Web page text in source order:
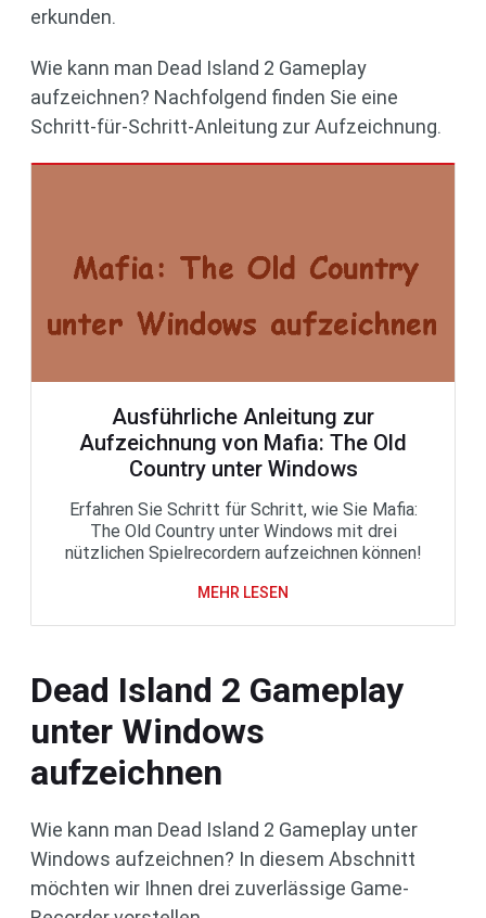
erkunden.
Wie kann man Dead Island 2 Gameplay
aufzeichnen? Nachfolgend finden Sie eine
Schritt-für-Schritt-Anleitung zur Aufzeichnung.
Ausführliche Anleitung zur
Aufzeichnung von Mafia: The Old
Country unter Windows
Erfahren Sie Schritt für Schritt, wie Sie Mafia:
The Old Country unter Windows mit drei
nützlichen Spielrecordern aufzeichnen können!
MEHR LESEN
Dead Island 2 Gameplay
unter Windows
aufzeichnen
Wie kann man Dead Island 2 Gameplay unter
Windows aufzeichnen? In diesem Abschnitt
möchten wir Ihnen drei zuverlässige Game-